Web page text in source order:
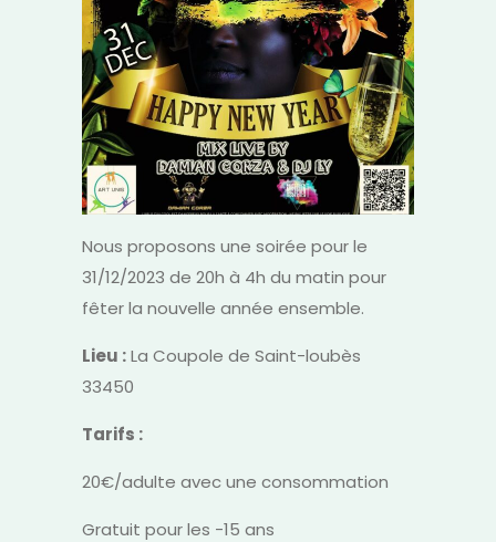
Nous proposons une soirée pour le
31/12/2023 de 20h à 4h du matin pour
fêter la nouvelle année ensemble.
Lieu :La Coupole de Saint-loubès
33450
Tarifs :
20€/adulte avec une consommation
Gratuit pour les -15 ans